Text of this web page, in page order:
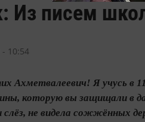
Из писем
10:54
Ахметвалеевич! Я учусь в
которую вы защищали в
слёз, не видела сожжённых